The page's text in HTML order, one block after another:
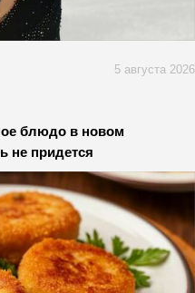
5 августа 2026
блюдо в новом
не придется